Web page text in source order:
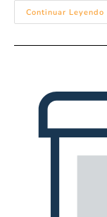
Continuar Leyendo